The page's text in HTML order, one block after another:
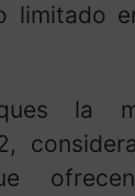
limitado
la